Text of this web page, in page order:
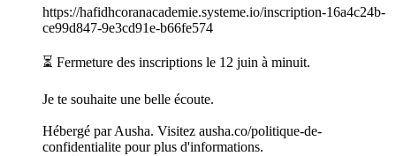
https://hafidhcoranacademie.systeme.io/inscription-16a4c24b-
ce99d847-9e3cd91e-b66fe574
⏳ Fermeture des inscriptions le 12 juin à minuit.
Je te souhaite une belle écoute.
Hébergé par Ausha. Visitez ausha.co/politique-de-
confidentialite pour plus d'informations.